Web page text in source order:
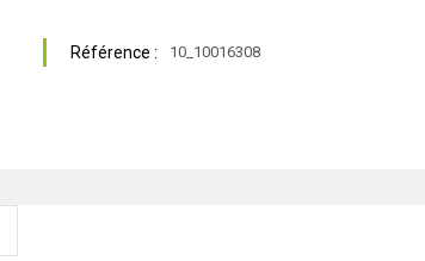
Référence : 10_10016308